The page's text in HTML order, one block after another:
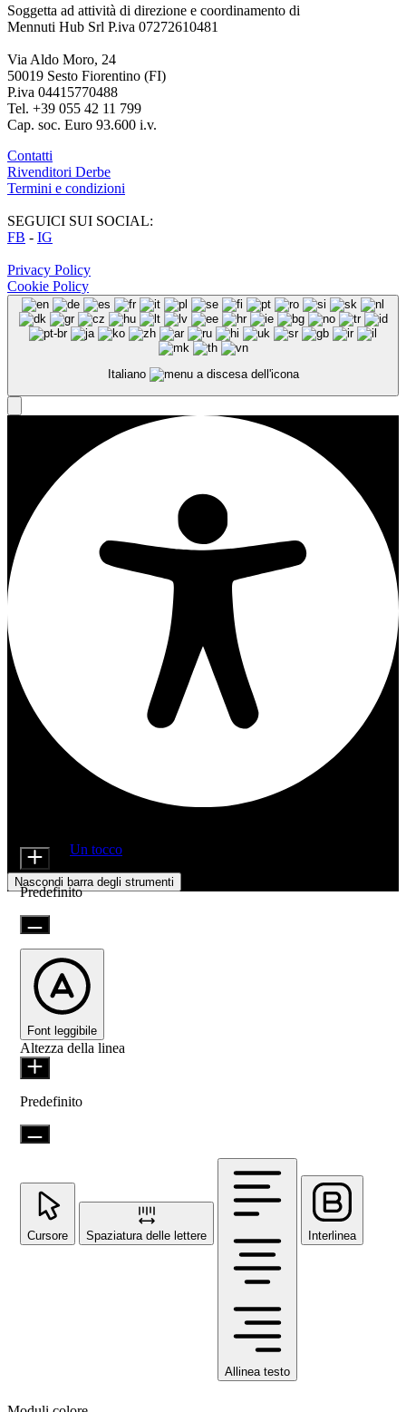
Soggetta ad attività di direzione e coordinamento di
Mennuti Hub Srl P.iva 07272610481
Via Aldo Moro, 24
50019 Sesto Fiorentino (FI)
P.iva 04415770488
Tel. +39 055 42 11 799
Cap. soc. Euro 93.600 i.v.
Contatti
Rivenditori Derbe
Termini e condizioni
SEGUICI SUI SOCIAL:
FB - IG
Privacy Policy
Cookie Policy
Italiano
Offerto da Un tocco
Nascondi barra degli strumenti
Predefinito
Font leggibile
Altezza della linea
Predefinito
Cursore Spaziatura delle lettere
Allinea testo
Interlinea